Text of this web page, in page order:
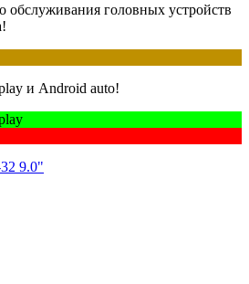
обслуживания головных устройств
и Android auto!
9.0"